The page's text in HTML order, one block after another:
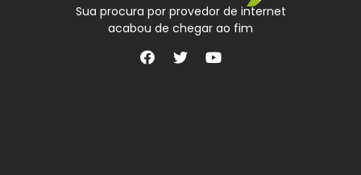
Sua procura por provedor de internet
acabou de chegar ao fim